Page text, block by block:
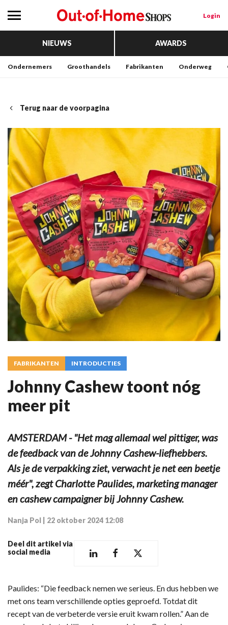
Login
NIEUWS AWARDS
Ondernemers Groothandels Fabrikanten Onderweg
Terug naar de voorpagina
FABRIKANTEN INTRODUCTIES
Johnny Cashew toont nóg
meer pit
AMSTERDAM - "Het mag allemaal wel pittiger, was
de feedback van de Johnny Cashew-liefhebbers.
Als je de verpakking ziet, verwacht je net een beetje
méér", zegt Charlotte Paulides, marketing manager
en cashew campaigner bij Johnny Cashew.
Nanja Pol 22 oktober 2024 12:08
Deel dit artikel via
social media
Paulides: “Die feedback nemen we serieus. En dus hebben we
met ons team verschillende opties geproefd. Totdat dit
recept van de verbeterde versie eruit kwam rollen.” Aan de